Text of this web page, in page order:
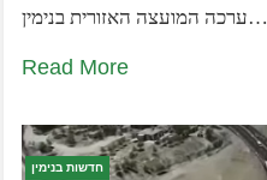
ערכה המועצה האזורית בנימין…
Read More
חדשות בנימין